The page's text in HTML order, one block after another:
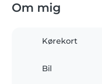
Om mig
Kørekort
Bil